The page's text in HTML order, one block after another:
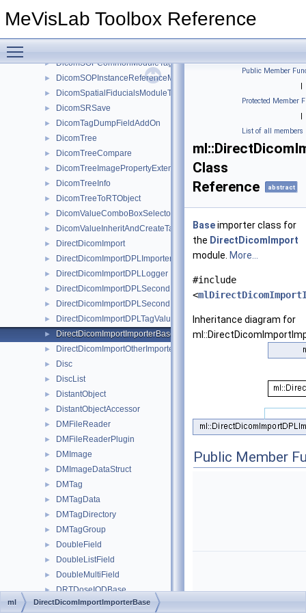
MeVisLab Toolbox Reference
► DicomSEGSave
► DicomSOPCommonModuleTagInterface
► DicomSOPInstanceReferenceMacroTagInterface
► DicomSpatialFiducialsModuleTagInterface
► DicomSRSave
► DicomTagDumpFieldAddOn
► DicomTree
► DicomTreeCompare
► DicomTreeImagePropertyExtension
► DicomTreeInfo
► DicomTreeToRTObject
► DicomValueComboBoxSelectorTagInterface
► DicomValueInheritAndCreateTagInterface
► DirectDicomImport
► DirectDicomImportDPLImporter
► DirectDicomImportDPLLogger
► DirectDicomImportDPLSecondPassPartitioner
► DirectDicomImportDPLSecondPassPartitioningProvider
► DirectDicomImportDPLTagValueProvider
► DirectDicomImportImporterBase
► DirectDicomImportOtherImporter
► Disc
► DiscList
► DistantObject
► DistantObjectAccessor
► DMFileReader
► DMFileReaderPlugin
► DMImage
► DMImageDataStruct
► DMTag
► DMTagData
► DMTagDirectory
► DMTagGroup
► DoubleField
► DoubleListField
► DoubleMultiField
► DRTDoseIODBase
► DRTImageIODBase
Public Member
|
Protected Member
|
List of all members
Class
Reference
abstract
Baseimporter class for
the DirectDicomImport
module. More...
#include
<
Inheritance diagram for
Public Member
ml DirectDicomImportImporterBase